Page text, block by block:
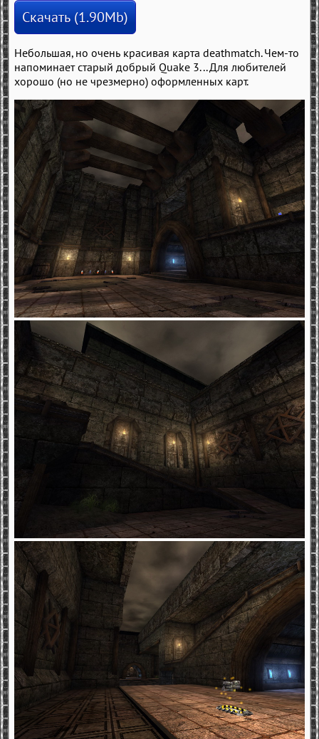
Скачать (1.90Mb)
Небольшая, но очень красивая карта deathmatсh. Чем-то
напоминает старый добрый Quake 3... Для любителей
хорошо (но не чрезмерно) оформленных карт.